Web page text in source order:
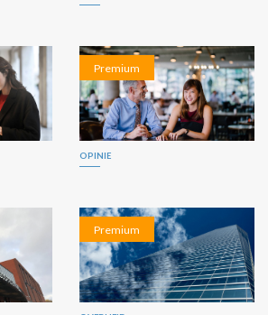
Premium
OPINIE
Premium